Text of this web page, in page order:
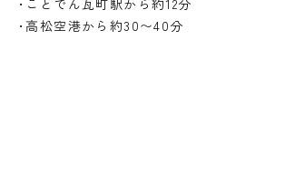
･高松空港から約30〜40分